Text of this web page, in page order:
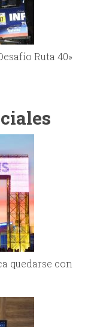
Ruta 40»
quedarse con